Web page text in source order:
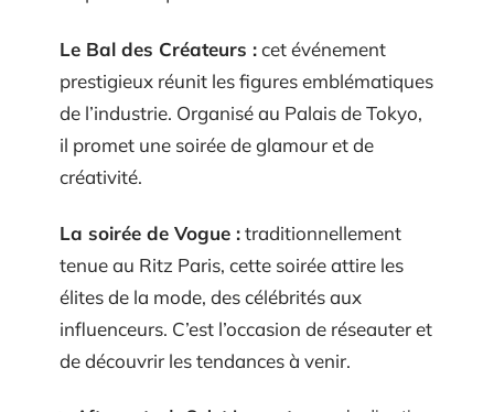
Le Bal des Créateurs :cet événement
prestigieux réunit les figures emblématiques
de l’industrie. Organisé au Palais de Tokyo,
il promet une soirée de glamour et de
créativité.
La soirée de Vogue :traditionnellement
tenue au Ritz Paris, cette soirée attire les
élites de la mode, des célébrités aux
influenceurs. C’est l’occasion de réseauter et
de découvrir les tendances à venir.